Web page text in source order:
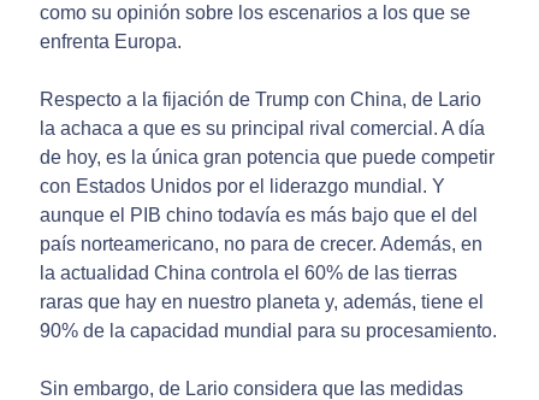
como su opinión sobre los escenarios a los que se
enfrenta Europa.
Respecto a la fijación de Trump con China, de Lario
la achaca a que es su principal rival comercial. A día
de hoy, es la única gran potencia que puede competir
con Estados Unidos por el liderazgo mundial. Y
aunque el PIB chino todavía es más bajo que el del
país norteamericano, no para de crecer. Además, en
la actualidad China controla el 60% de las tierras
raras que hay en nuestro planeta y, además, tiene el
90% de la capacidad mundial para su procesamiento.
Sin embargo, de Lario considera que las medidas